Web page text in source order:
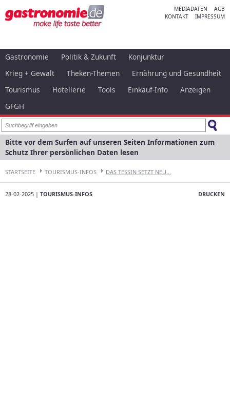
MEDIADATEN
AGB
KONTAKT
IMPRESSUM
Gastronomie Politik & Zukunft
Konjunktur
Krieg + Gewalt
Theken-Themen
Ernährung und Gesundheit
Tourismus
Hotellerie Tools Einkauf-Info
Anzeigen
GFGH
Bitte vor dem Surfen auf unseren Seiten Informationen zum
Schutz Ihrer persönlichen Daten lesen
STARTSEITE TOURISMUS-INFOS DAS TESSIN SETZT NEU...
DRUCKEN
28-02-2025 | TOURISMUS-INFOS